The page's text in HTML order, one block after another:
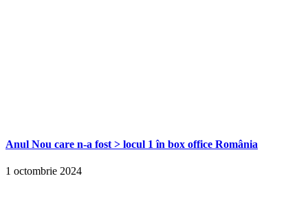
Anul Nou care n-a fost > locul 1 în box office România
1 octombrie 2024